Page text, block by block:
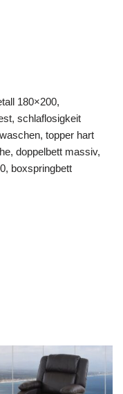
180×200,
schlaflosigkeit
topper hart
doppelbett massiv,
boxspringbett